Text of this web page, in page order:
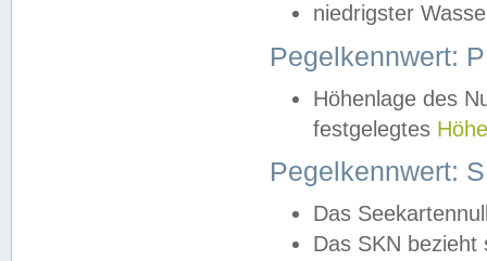
niedrigster
Pegelkennwert:
Höhenlage des
festgelegtes
Pegelkennwert:
Das
Das SKN